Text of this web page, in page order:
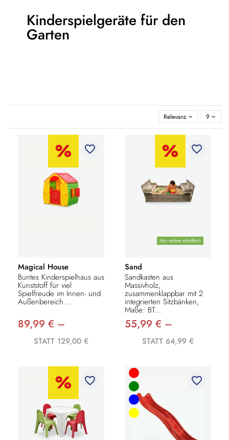
Kinderspielgeräte für den
Garten
Relevanz 9
favorite_border
Magical House
Buntes Kinderspielhaus aus
Kunststoff für viel
Spielfreude im Innen- und
Außenbereich....
89,99 € –
STATT 129,00 €
Nur online erhältlich
favorite_border
Sand
Sandkasten aus
Massivholz,
zusammenklappbar mit 2
integrierten Sitzbänken,
Maße: BT...
55,99 € –
STATT 64,99 €
favorite_border favorite_border